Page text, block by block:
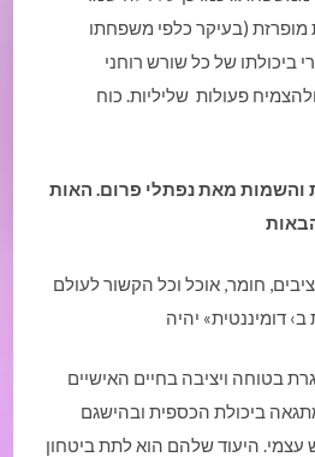
מופרזת (בעיקר כלפי משפחתו
ביכולתו של כל שורש רוחני
פעולות שליליות. כוח
והשמות מאת נפתלי פרום. האות
חומר, אוכל וכל הקשור לעולם
בטוחה ויציבה בחיים האישיים
ביכולת הכספית ובהישגם
עצמי. היעוד שלהם הוא לתת ביטחון